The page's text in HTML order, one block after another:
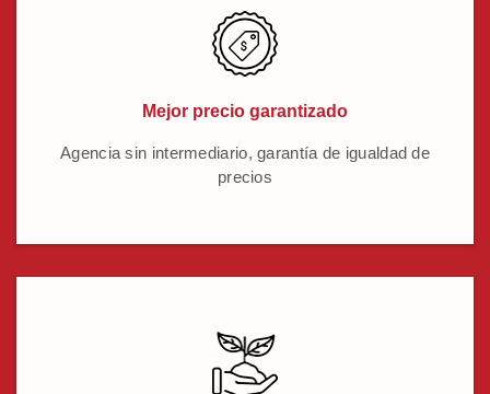
Mejor precio garantizado
Agencia sin intermediario, garantía de igualdad de
precios